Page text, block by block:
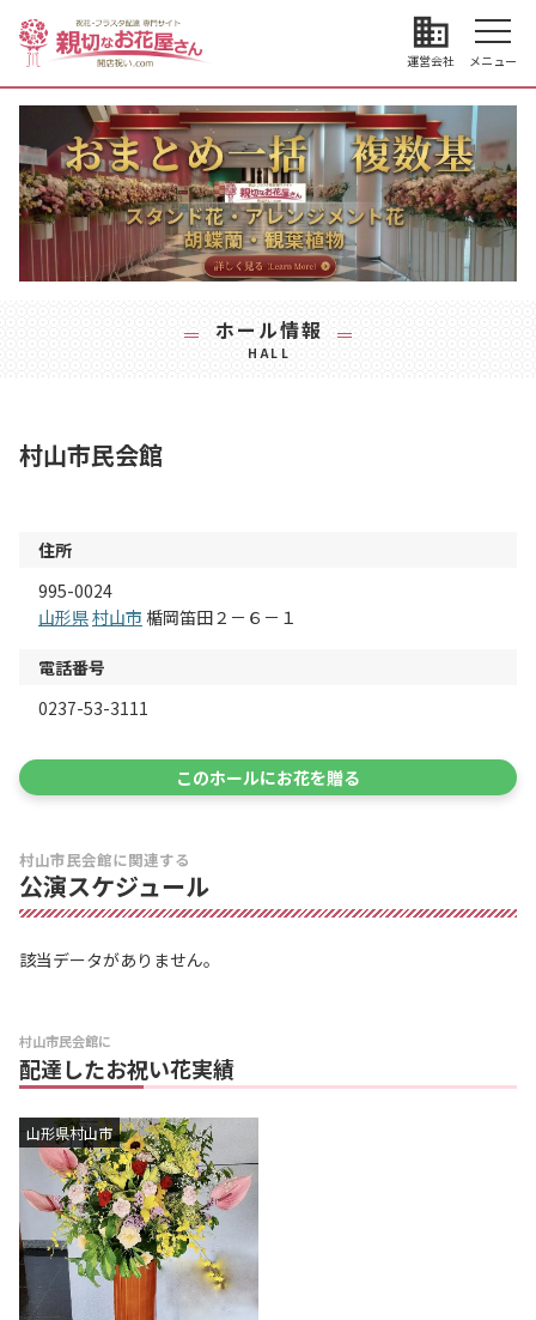
business
運営会社 メニュー
ホール情報
HALL
村山市民会館
住所
995-0024
山形県村山市 楯岡笛田２－６－１
電話番号
0237-53-3111
このホールにお花を贈る
村山市民会館に関連する
公演スケジュール
該当データがありません。
村山市民会館に
配達したお祝い花実績
山形県村山市